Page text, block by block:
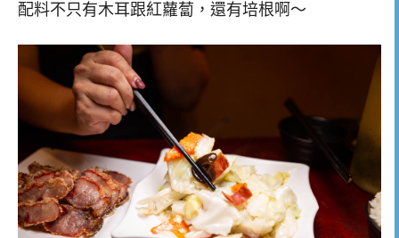
配料不只有木耳跟紅蘿蔔，還有培根啊～